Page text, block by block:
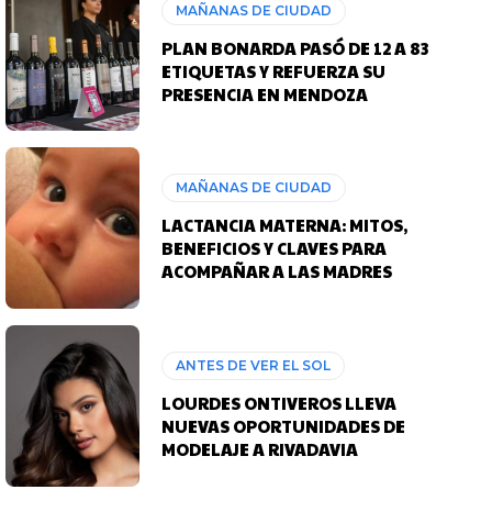
MAÑANAS DE CIUDAD
PLAN BONARDA PASÓ DE 12 A 83
ETIQUETAS Y REFUERZA SU
PRESENCIA EN MENDOZA
MAÑANAS DE CIUDAD
LACTANCIA MATERNA: MITOS,
BENEFICIOS Y CLAVES PARA
ACOMPAÑAR A LAS MADRES
ANTES DE VER EL SOL
LOURDES ONTIVEROS LLEVA
NUEVAS OPORTUNIDADES DE
MODELAJE A RIVADAVIA